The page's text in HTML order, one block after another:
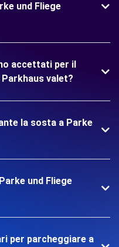
und Fliege
accettati per il
valet?
la sosta a Parke
und Fliege
per parcheggiare a